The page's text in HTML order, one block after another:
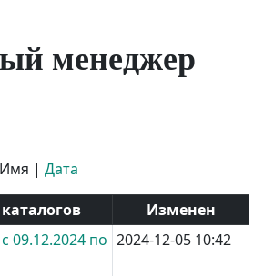
менеджер
Имя | Дата
Изменен
09.12.2024 по 2024-12-05 10:42